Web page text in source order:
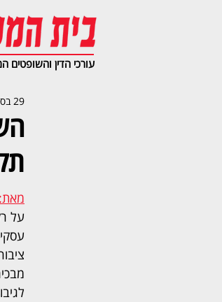
עורכי הדין והשופטים
29 בספט׳ 2025
על